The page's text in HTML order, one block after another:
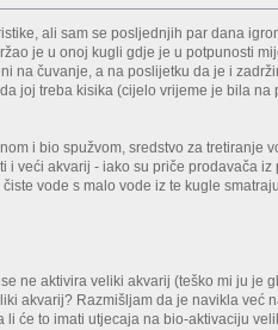
ali sam se posljednjih par dana
je u onoj kugli gdje je u potpunosti
na čuvanje, a na poslijetku da je i
joj treba kisika (cijelo vrijeme je bila
i bio spužvom, sredstvo za tretiranje
veći akvarij - iako su priče prodavača
vode s malo vode iz te kugle
ne aktivira veliki akvarij (teško mi ju je
akvarij? Razmišljam da je navikla već
će to imati utjecaja na bio-aktivaciju